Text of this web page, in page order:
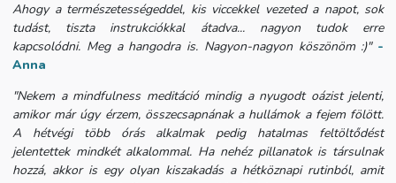
Ahogy a természetességeddel, kis viccekkel vezeted a napot, sok
tudást, tiszta instrukciókkal átadva... nagyon tudok erre
kapcsolódni. Meg a hangodra is. Nagyon-nagyon köszönöm :)" -
Anna
"Nekem a mindfulness meditáció mindig a nyugodt oázist jelenti,
amikor már úgy érzem, összecsapnának a hullámok a fejem fölött.
A hétvégi több órás alkalmak pedig hatalmas feltöltődést
jelentettek mindkét alkalommal. Ha nehéz pillanatok is társulnak
hozzá, akkor is egy olyan kiszakadás a hétköznapi rutinból, amit